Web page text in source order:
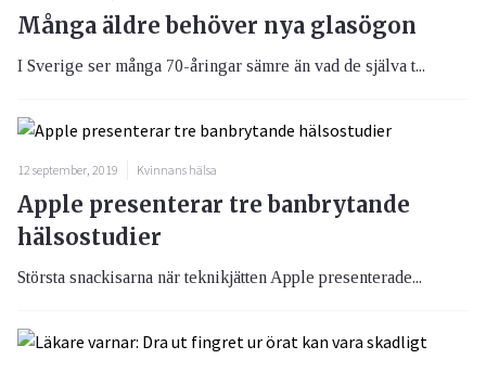
Många äldre behöver nya glasögon
I Sverige ser många 70-åringar sämre än vad de själva t...
12 september, 2019 Kvinnans hälsa
Apple presenterar tre banbrytande
hälsostudier
Största snackisarna när teknikjätten Apple presenterade...